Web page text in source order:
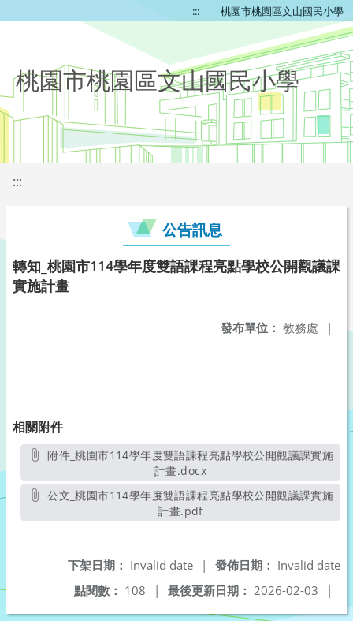
::: 桃園市桃園區文山國民小學
桃園市桃園區文山國民小學
:::
公告訊息
轉知_桃園市114學年度雙語課程亮點學校公開觀議課
實施計畫
發布單位： 教務處 |
相關附件
附件_桃園市114學年度雙語課程亮點學校公開觀議課實施
計畫.docx另開新視窗
公文_桃園市114學年度雙語課程亮點學校公開觀議課實施
計畫.pdf另開新視窗
發佈日期： Invalid date
下架日期： Invalid date
|
最後更新日期： 2026-02-03 |
點閱數： 108 |